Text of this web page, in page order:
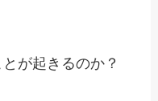
が起きるのか？